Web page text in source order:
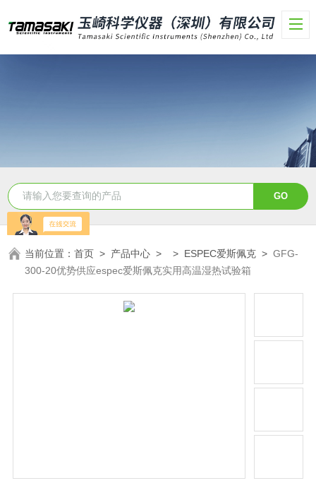
当前位置：首页 > 产品中心 > > ESPEC爱斯佩克 >GFG-
300-20优势供应espec爱斯佩克实用高温湿热试验箱